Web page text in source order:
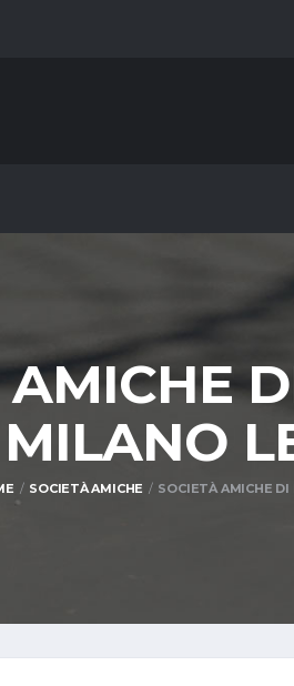
AMICHE
MILANO
SOCIETÀ AMICHE SOCIETÀ AMICHE DI